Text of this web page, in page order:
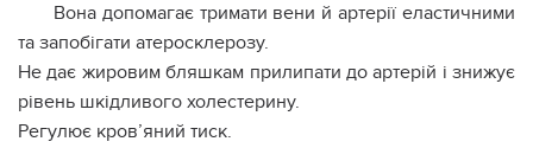
Вона допомагає тримати вени й артерії еластичними
та запобігати атеросклерозу.
Не дає жировим бляшкам прилипати до артерій і знижує
рівень шкідливого холестерину.
Регулює кров’яний тиск.